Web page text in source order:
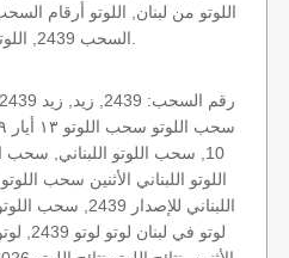
10, سحب اللوتو اللبناني, سحب
اللوتو اللبناني الأثنين سحب
اللبناني